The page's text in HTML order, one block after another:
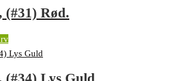
(#31) Rød.